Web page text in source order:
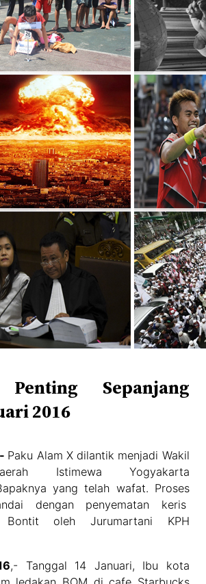
Penting Sepanjang
2016
Paku Alam X dilantik menjadi Wakil
Istimewa Yogyakarta
yang telah wafat. Proses
dengan penyematan keris
Bontit oleh Jurumartani KPH
,- Tanggal 14 Januari, Ibu kota